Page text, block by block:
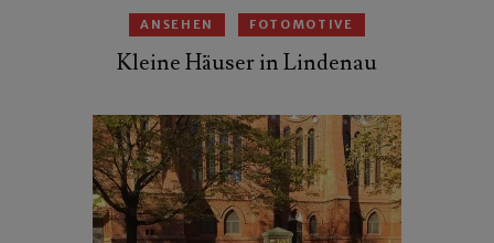
ANSEHEN FOTOMOTIVE
Kleine Häuser in Lindenau